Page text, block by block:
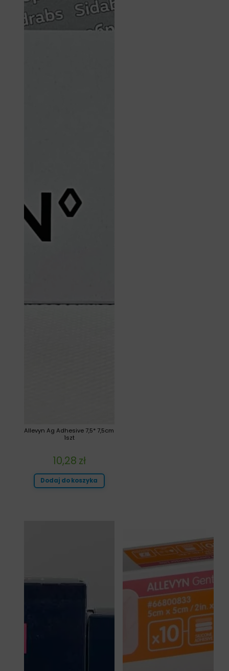
Allevyn Ag Adhesive 7,5* 7,5cm
1szt
10,28 zł
Dodaj do koszyka